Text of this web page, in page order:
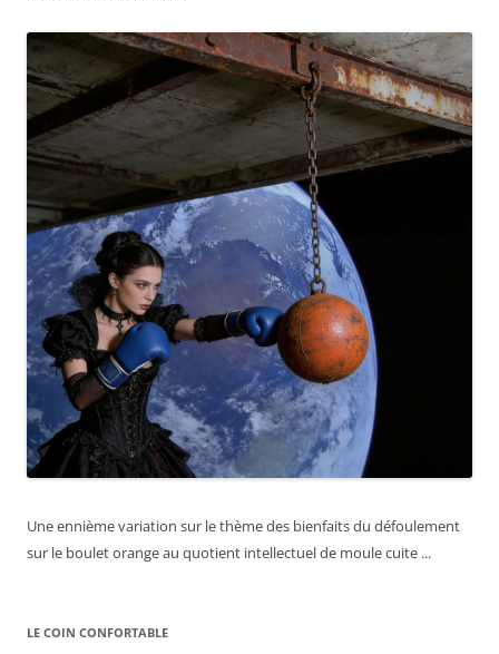
Une ennième variation sur le thème des bienfaits du défoulement
sur le boulet orange au quotient intellectuel de moule cuite ...
LE COIN CONFORTABLE